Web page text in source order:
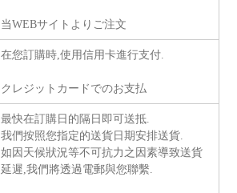
当WEBサイトよりご注文
在您訂購時,使用信用卡進行支付.
クレジットカードでのお支払
最快在訂購日的隔日即可送抵.
我們按照您指定的送貨日期安排送貨.
如因天候狀況等不可抗力之因素導致送貨
延遲,我們將透過電郵與您聯繫.